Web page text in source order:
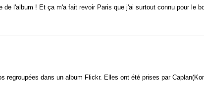
l'album ! Et ça m'a fait revoir Paris que j'ai surtout connu pour le
dans un album Flickr. Elles ont été prises par